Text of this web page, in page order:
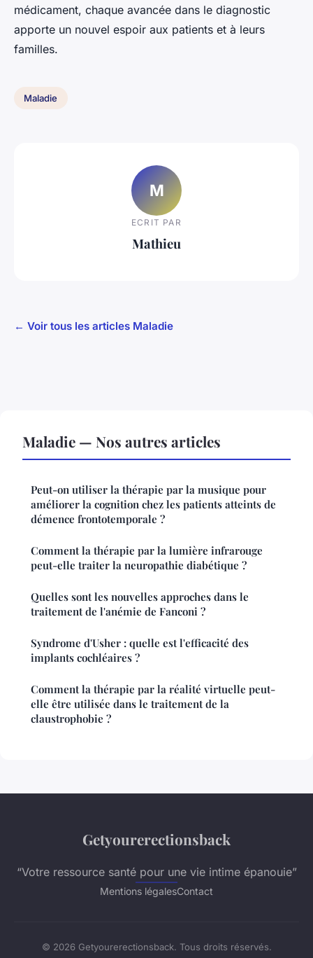
médicament, chaque avancée dans le diagnostic
apporte un nouvel espoir aux patients et à leurs
familles.
Maladie
M
ECRIT PAR
Mathieu
← Voir tous les articles Maladie
Maladie — Nos autres articles
Peut-on utiliser la thérapie par la musique pour
améliorer la cognition chez les patients atteints de
démence frontotemporale ?
Comment la thérapie par la lumière infrarouge
peut-elle traiter la neuropathie diabétique ?
Quelles sont les nouvelles approches dans le
traitement de l'anémie de Fanconi ?
Syndrome d'Usher : quelle est l'efficacité des
implants cochléaires ?
Comment la thérapie par la réalité virtuelle peut-
elle être utilisée dans le traitement de la
claustrophobie ?
Getyourerectionsback
“Votre ressource santé pour une vie intime épanouie”
Mentions légalesContact
© 2026 Getyourerectionsback. Tous droits réservés.